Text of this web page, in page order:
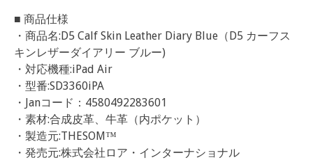
■ 商品仕様
・商品名:D5 Calf Skin Leather Diary Blue（D5 カーフス
キンレザーダイアリー ブルー)
・対応機種:iPad Air
・型番:SD3360iPA
・Janコード：4580492283601
・素材:合成皮革、牛革（内ポケット）
・製造元:THESOM™
・発売元:株式会社ロア・インターナショナル